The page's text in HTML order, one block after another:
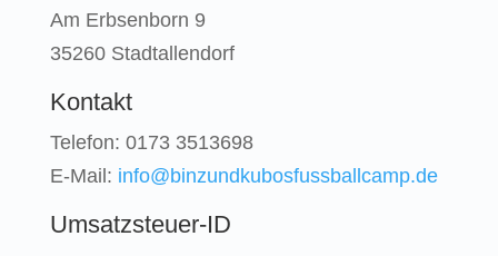
Am Erbsenborn 9
35260 Stadtallendorf
Kontakt
Telefon: 0173 3513698
E-Mail: info@binzundkubosfussballcamp.de
Umsatzsteuer-ID